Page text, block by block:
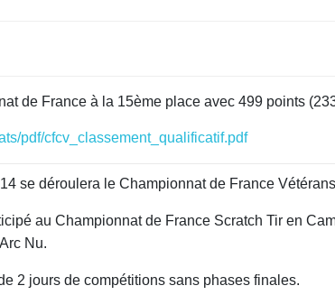
de France à la 15ème place avec 499 points
pdf/cfcv_classement_qualificatif.pdf
se déroulera le Championnat de France
au Championnat de France Scratch Tir en
Nu.
2 jours de compétitions sans phases finales.